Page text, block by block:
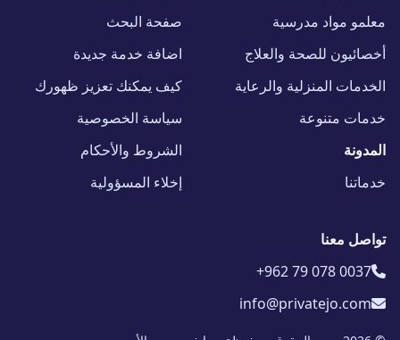
معلمو مواد مدرسية
أخصائيون للصحة والعلاج
الخدمات المنزلية والرعاية
خدمات متنوعة
المدونة
خدماتنا
صفحة البحث
اضافة خدمة جديدة
كيف يمكنك تعزيز ظهورك
سياسة الخصوصية
الشروط والأحكام
إخلاء المسؤولية
تواصل معنا
+962 79 078 0037
info@privatejo.com